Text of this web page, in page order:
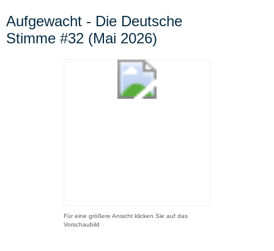
Aufgewacht - Die Deutsche
Stimme #32 (Mai 2026)
Für eine größere Ansicht klicken Sie auf das
Vorschaubild